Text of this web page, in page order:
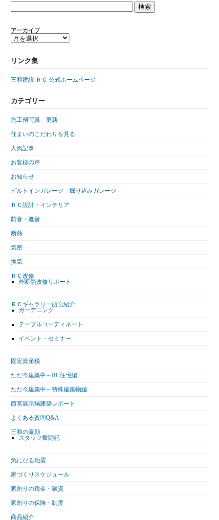
アーカイブ
リンク集
三和建設 ＲＣ 公式ホームページ
カテゴリー
施工例写真 更新
住まいのこだわりを見る
人気記事
お客様の声
お知らせ
ビルトインガレージ 掘り込みガレージ
ＲＣ設計・インテリア
防音・遮音
断熱
気密
換気
ＲＣ改修
外断熱改修リポート
ＲＣギャラリー西宮紹介
ガーデニング
テーブルコーディネート
イベント・セミナー
固定資産税
ただ今建築中～RC住宅編
ただ今建築中～特殊建築物編
西宮展示場建築レポート
よくある質問Q&A
三和の素顔
スタッフ奮闘記
気になる地震
家づくりスケジュール
家創りの税金・融資
家創りの保険・制度
商品紹介